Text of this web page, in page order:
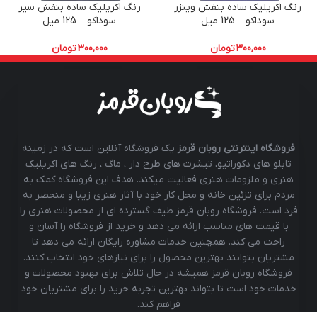
رنگ اکریلیک ساده بنفش وینزر
سوداکو – 125 میل
300,000تومان
رنگ اکریلیک ساده بنفش سیر
سوداکو – 125 میل
300,000تومان
فروشگاه اینترنتی روبان قرمز یک فروشگاه آنلاین است که در زمینه
تابلو های دکوراتیو، تیشرت های طرح دار ، ماگ ، رنگ های اکریلیک
هنری و ملزومات هنری فعالیت میکند. هدف این فروشگاه کمک به
مردم برای تزئین خانه و محل کار خود با آثار هنری زیبا و منحصر به
فرد است. فروشگاه روبان قرمز طیف گسترده ای از محصولات هنری را
با قیمت های مناسب ارائه می دهد و خرید از فروشگاه را آسان و
راحت می کند. همچنین خدمات مشاوره رایگان ارائه می دهد تا
مشتریان بتوانند بهترین محصول را برای نیازهای خود انتخاب کنند.
فروشگاه روبان قرمز همیشه در حال تلاش برای بهبود محصولات و
خدمات خود است تا بتواند بهترین تجربه خرید را برای مشتریان خود
فراهم کند.